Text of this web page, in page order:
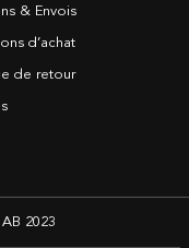
& Envois
d’achat
de retour
2023